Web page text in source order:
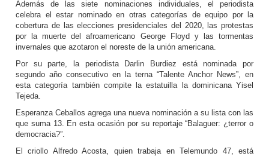
Además de las siete nominaciones individuales, el periodista
celebra el estar nominado en otras categorías de equipo por la
cobertura de las elecciones presidenciales del 2020, las protestas
por la muerte del afroamericano George Floyd y las tormentas
invernales que azotaron el noreste de la unión americana.
Por su parte, la periodista Darlin Burdiez está nominada por
segundo año consecutivo en la terna “Talente Anchor News”, en
esta categoría también compite la estatuilla la dominicana Yisel
Tejeda.
Esperanza Ceballos agrega una nueva nominación a su lista con las
que suma 13. En esta ocasión por su reportaje “Balaguer: ¿terror o
democracia?”.
El criollo Alfredo Acosta, quien trabaja en Telemundo 47, está